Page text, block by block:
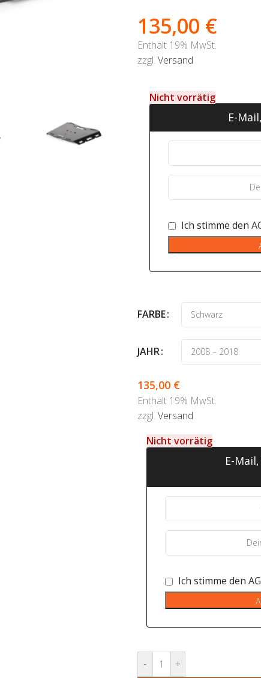
135,00 €
Enthält 19% MwSt.
zzgl. Versand
Nicht vorrätig
E-
Ich stimme den
FARBE
JAHR
135,00 €
Enthält 19% MwSt.
zzgl. Versand
Nicht vorrätig
E-
Ich stimme den
- +